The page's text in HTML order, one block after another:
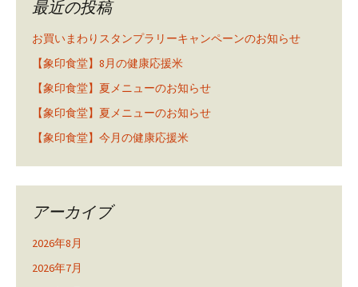
最近の投稿
お買いまわりスタンプラリーキャンペーンのお知らせ
【象印食堂】8月の健康応援米
【象印食堂】夏メニューのお知らせ
【象印食堂】夏メニューのお知らせ
【象印食堂】今月の健康応援米
アーカイブ
2026年8月
2026年7月